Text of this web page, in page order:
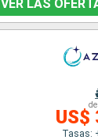
VER LAS
US$
Tasas: